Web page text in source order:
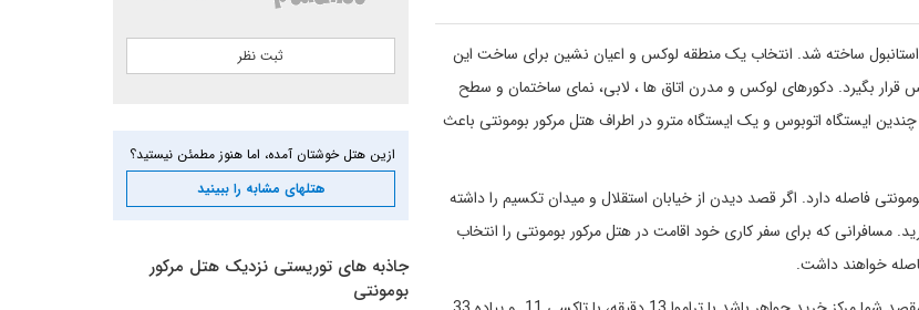
در سال 2014 در قلب منطقه بومونتی استانبول ساخته شد. انتخاب یک منطقه لوکس و اعیان نشین برای ساخت این
بگیرد. دکورهای لوکس و مدرن اتاق ها ، لابی، نمای ساختمان و سطح
ایستگاه اتوبوس و یک ایستگاه مترو در اطراف هتل مرکور بومونتی باعث
مترو عثمان بی تنها 450 متر با هتل مرکور بومونتی فاصله دارد. اگر قصد دیدن از خیابان استقلال و میدان تکسیم را داشته
تراموا و 33 دقیقه پیاده زمان لازم دارید. مسافرانی که برای سفر کاری خود اقامت در هتل مرکور بومونتی را انتخاب
ازین هتل خوشتان آمده، اما هنوز مطمئن نیستید؟
هتلهای مشابه را ببینید
جاذبه های توریستی نزدیک هتل مرکور
بومونتی